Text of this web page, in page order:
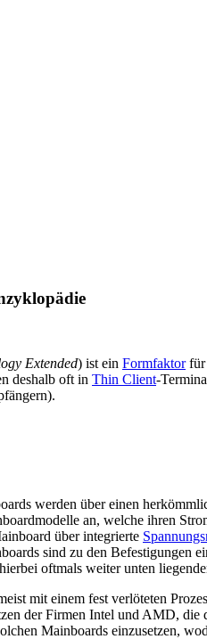
Extended) ist ein Formfaktorfür
deshalb oft in Thin Client-
werden über einen
an, welche ihren
über integrierte
sind zu den Befestigungen
oftmals weiter unten
mit einem fest verlöteten
der Firmen Intel und AMD, die
Mainboards einzusetzen,